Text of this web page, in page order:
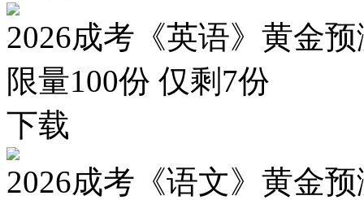
2026成考《英语》黄金
限量100份 仅剩 7份
下载
2026成考《语文》黄金